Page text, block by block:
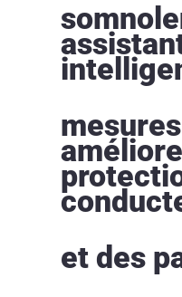
et des